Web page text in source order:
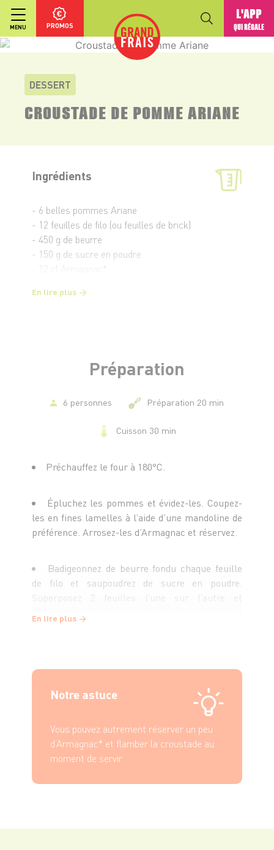
MENU PROMOS
L'APP
QUI RÉGALE
DESSERT
CROUSTADE DE POMME ARIANE
Ingrédients
- 6 belles pommes Ariane
- 12 feuilles de filo (ou feuilles de brick)
- 450 g de beurre
- 150 g de sucre en poudre
- 12 cl Armagnac*
En lire plus
Préparation
6 personnes Préparation 20 min
Cuisson 30 min
Préchauffez le four à 180°C.
Épluchez les pommes et évidez-les. Coupez-
les en fines lamelles à l’aide d’une mandoline de
préférence. Arrosez-les d’Armagnac et réservez.
Badigeonnez de beurre fondu chaque feuille
de filo et saupoudrez de sucre en poudre.
Superposez 2 feuilles l’une sur l’autre et
Rabattez vers le centre le surplus de pâte en
formant des plis et badigeonnez avec le restant
de beurre. Glissez des tranches de pommes.
sulfurisé afin que la pâte ne colore pas trop. À la
En lire plus
Notre astuce
Vous pouvez autrement réserver un peu
d’Armagnac* et flamber la croustade au
moment de servir.